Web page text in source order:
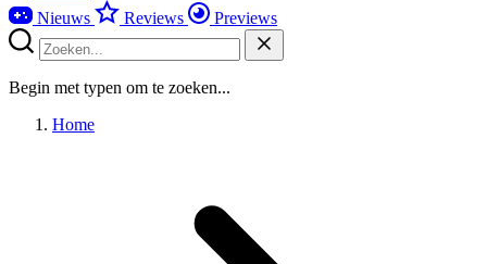
Nieuws
Reviews Previews
Begin met typen om te zoeken...
Home